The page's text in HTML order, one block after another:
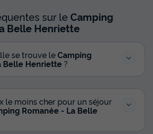
sur leCamping
Belle Henriette
se trouve leCamping
Belle Henriette ?
le moins cher pour un séjour
Romanée - La Belle